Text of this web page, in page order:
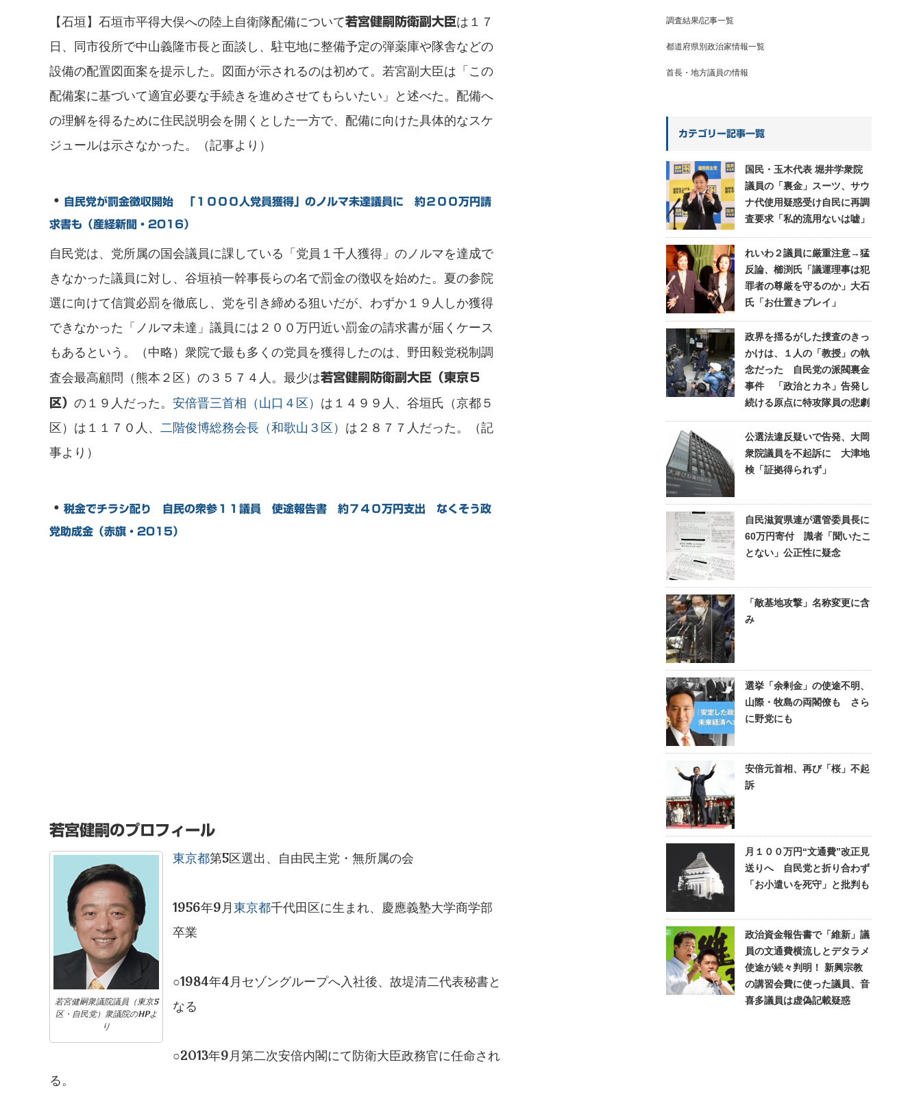
【石垣】石垣市平得大俣への陸上自衛隊配備について若宮健嗣防衛副大臣は１７
日、同市役所で中山義隆市長と面談し、駐屯地に整備予定の弾薬庫や隊舎などの
設備の配置図面案を提示した。図面が示されるのは初めて。若宮副大臣は「この
配備案に基づいて適宜必要な手続きを進めさせてもらいたい」と述べた。配備へ
の理解を得るために住民説明会を開くとした一方で、配備に向けた具体的なスケ
ジュールは示さなかった。（記事より）
・ 自民党が罰金徴収開始 「１０００人党員獲得」のノルマ未達議員に 約２００万円請
求書も（産経新聞・2016）
自民党は、党所属の国会議員に課している「党員１千人獲得」のノルマを達成で
きなかった議員に対し、谷垣禎一幹事長らの名で罰金の徴収を始めた。夏の参院
選に向けて信賞必罰を徹底し、党を引き締める狙いだが、わずか１９人しか獲得
できなかった「ノルマ未達」議員には２００万円近い罰金の請求書が届くケース
もあるという。（中略）衆院で最も多くの党員を獲得したのは、野田毅党税制調
査会最高顧問（熊本２区）の３５７４人。最少は若宮健嗣防衛副大臣（東京５
区） の１９人だった。 安倍晋三首相（山口４区） は１４９９人、谷垣氏（京都５
区）は１１７０人、 二階俊博総務会長（和歌山３区） は２８７７人だった。（記
事より）
・ 税金でチラシ配り 自民の衆参１１議員 使途報告書 約７４０万円支出 なくそう政
党助成金（赤旗・2015）
若宮健嗣のプロフィール
若宮健嗣衆議院議員（東京5
区・自民党）衆議院のHPよ
り
東京都第5区選出、自由民主党・無所属の会
1956年9月東京都千代田区に生まれ、慶應義塾大学商学部
卒業
○1984年4月セゾングループへ入社後、故堤清二代表秘書と
なる
○2013年9月第二次安倍内閣にて防衛大臣政務官に任命され
る。
調査結果/記事一覧
都道府県別政治家情報一覧
首長・地方議員の情報
カテゴリー記事一覧
国民・玉木代表 堀井学衆院
議員の「裏金」スーツ、サウ
ナ代使用疑惑受け自民に再調
査要求「私的流用ないは嘘」
れいわ２議員に厳重注意→猛
反論、櫛渕氏「議運理事は犯
罪者の尊厳を守るのか」大石
氏「お仕置きプレイ」
政界を揺るがした捜査のきっ
かけは、１人の「教授」の執
念だった 自民党の派閥裏金
事件 「政治とカネ」告発し
続ける原点に特攻隊員の悲劇
公選法違反疑いで告発、大岡
衆院議員を不起訴に 大津地
検「証拠得られず」
自民滋賀県連が選管委員長に
60万円寄付 識者「聞いたこ
とない」公正性に疑念
「敵基地攻撃」名称変更に含
み
選挙「余剰金」の使途不明、
山際・牧島の両閣僚も さら
に野党にも
安倍元首相、再び「桜」不起
訴
月１００万円“文通費”改正見
送りへ 自民党と折り合わず
「お小遣いを死守」と批判も
政治資金報告書で「維新」議
員の文通費横流しとデタラメ
使途が続々判明！ 新興宗教
の講習会費に使った議員、音
喜多議員は虚偽記載疑惑